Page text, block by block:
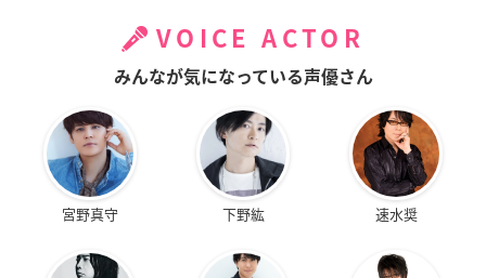
VOICE ACTOR
みんなが気になっている声優さん
宮野真守 下野紘 速水奨